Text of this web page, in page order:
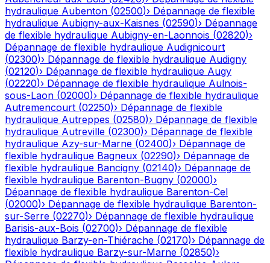
hydraulique Aubenton (02500)› Dépannage de flexible
hydraulique Aubigny-aux-Kaisnes (02590)› Dépannage
de flexible hydraulique Aubigny-en-Laonnois (02820)›
Dépannage de flexible hydraulique Audignicourt
(02300)› Dépannage de flexible hydraulique Audigny
(02120)› Dépannage de flexible hydraulique Augy
(02220)› Dépannage de flexible hydraulique Aulnois-
sous-Laon (02000)› Dépannage de flexible hydraulique
Autremencourt (02250)› Dépannage de flexible
hydraulique Autreppes (02580)› Dépannage de flexible
hydraulique Autreville (02300)› Dépannage de flexible
hydraulique Azy-sur-Marne (02400)› Dépannage de
flexible hydraulique Bagneux (02290)› Dépannage de
flexible hydraulique Bancigny (02140)› Dépannage de
flexible hydraulique Barenton-Bugny (02000)›
Dépannage de flexible hydraulique Barenton-Cel
(02000)› Dépannage de flexible hydraulique Barenton-
sur-Serre (02270)› Dépannage de flexible hydraulique
Barisis-aux-Bois (02700)› Dépannage de flexible
hydraulique Barzy-en-Thiérache (02170)› Dépannage de
flexible hydraulique Barzy-sur-Marne (02850)›